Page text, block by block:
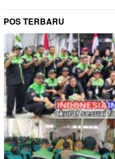
POS TERBARU